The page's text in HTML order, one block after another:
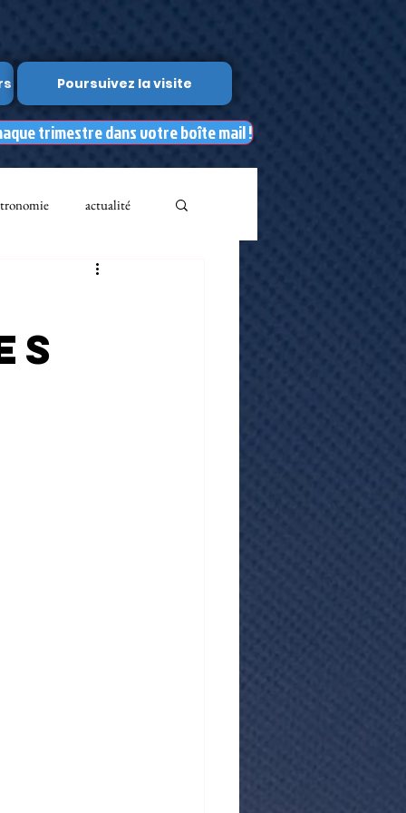
Poursuivez la visite
trimestre dans votre boîte mail !
actualité
Leslie Kean's
Documents